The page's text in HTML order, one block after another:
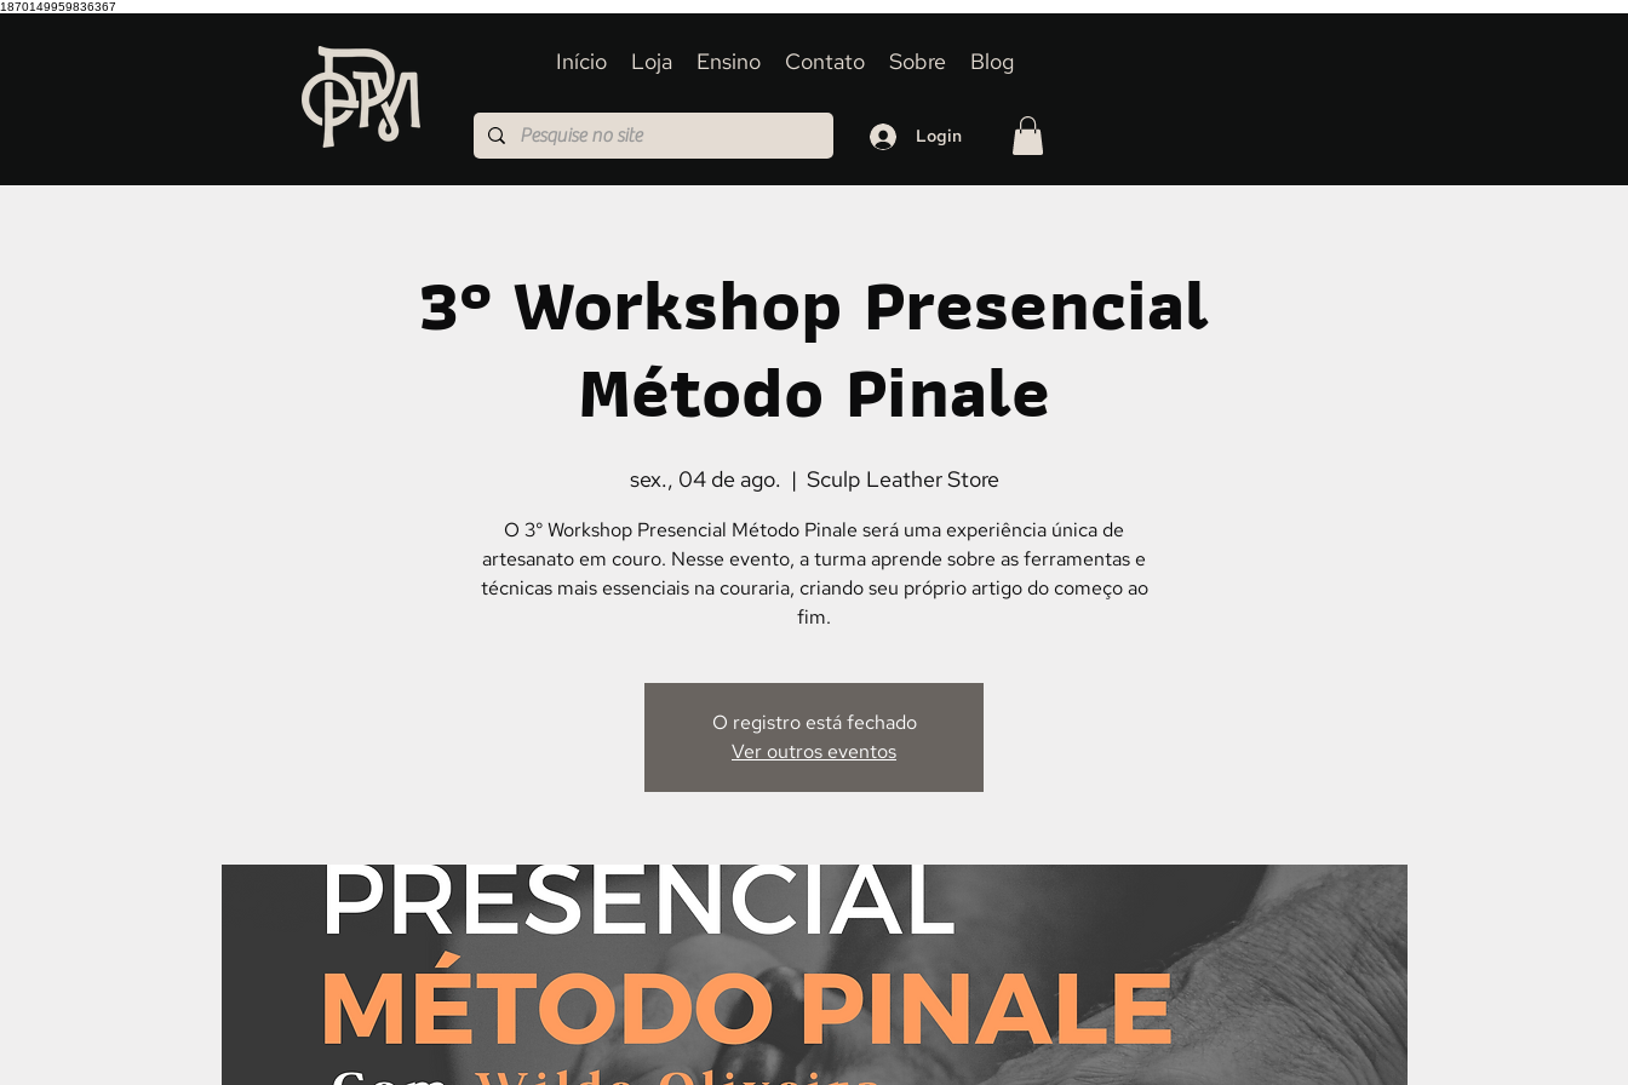
1870149959836367
Início Loja Ensino Contato Sobre Blog
Login
3° Workshop Presencial
Método Pinale
sex., 04 de ago.
  |
Sculp Leather Store
O 3° Workshop Presencial Método Pinale será uma experiência única de
artesanato em couro. Nesse evento, a turma aprende sobre as ferramentas e
técnicas mais essenciais na couraria, criando seu próprio artigo do começo ao
fim.
O registro está fechado
Ver outros eventos